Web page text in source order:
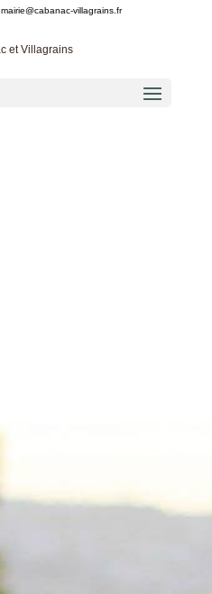
mairie@cabanac-villagrains.fr